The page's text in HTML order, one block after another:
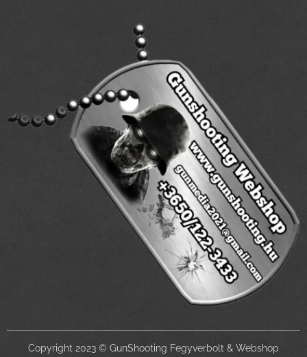
Copyright 2023 © GunShooting Fegyverbolt & Webshop